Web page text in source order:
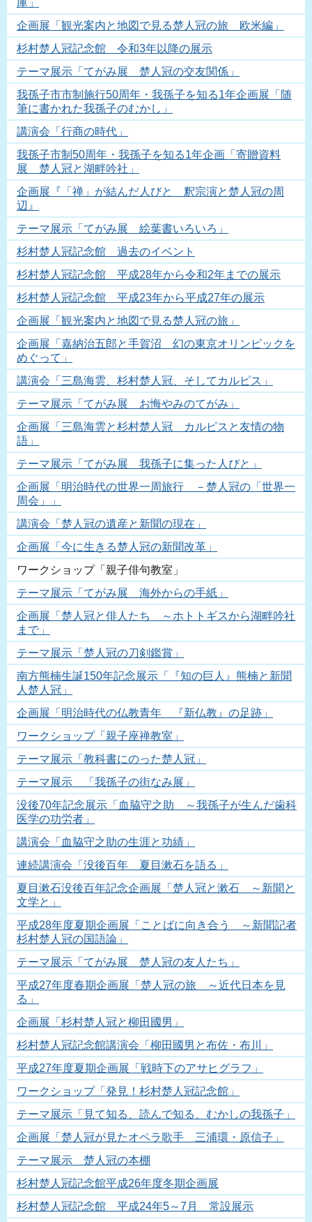
企画展「観光案内と地図で見る楚人冠の旅 欧米編」
杉村楚人冠記念館 令和3年以降の展示
テーマ展示「てがみ展 楚人冠の交友関係」
我孫子市市制施行50周年・我孫子を知る1年企画展「随
筆に書かれた我孫子のむかし」
講演会「行商の時代」
我孫子市制50周年・我孫子を知る1年企画「寄贈資料
展 楚人冠と湖畔吟社」
企画展『「禅」が結んだ人びと 釈宗演と楚人冠の周
辺』
テーマ展示「てがみ展 絵葉書いろいろ」
杉村楚人冠記念館 過去のイベント
杉村楚人冠記念館 平成28年から令和2年までの展示
杉村楚人冠記念館 平成23年から平成27年の展示
企画展「観光案内と地図で見る楚人冠の旅」
企画展「嘉納治五郎と手賀沼 幻の東京オリンピックを
めぐって」
講演会「三島海雲、杉村楚人冠、そしてカルピス」
テーマ展示「てがみ展 お悔やみのてがみ」
企画展「三島海雲と杉村楚人冠 カルピスと友情の物
語」
テーマ展示「てがみ展 我孫子に集った人びと」
企画展「明治時代の世界一周旅行 －楚人冠の「世界一
周会」」
講演会「楚人冠の遺産と新聞の現在」
企画展「今に生きる楚人冠の新聞改革」
ワークショップ「親子俳句教室」
テーマ展示「てがみ展 海外からの手紙」
企画展「楚人冠と俳人たち ～ホトトギスから湖畔吟社
まで」
テーマ展示「楚人冠の刀剣鑑賞」
南方熊楠生誕150年記念展示「『知の巨人』熊楠と新聞
人楚人冠」
企画展「明治時代の仏教青年 『新仏教』の足跡」
ワークショップ「親子座禅教室」
テーマ展示「教科書にのった楚人冠」
テーマ展示 「我孫子の街なみ展」
没後70年記念展示「血脇守之助 ～我孫子が生んだ歯科
医学の功労者」
講演会「血脇守之助の生涯と功績」
連続講演会「没後百年 夏目漱石を語る」
夏目漱石没後百年記念企画展「楚人冠と漱石 ～新聞と
文学と」
平成28年度夏期企画展「ことばに向き合う ～新聞記者
杉村楚人冠の国語論」
テーマ展示「てがみ展 楚人冠の友人たち」
平成27年度春期企画展「楚人冠の旅 ～近代日本を見
る」
企画展「杉村楚人冠と柳田國男」
杉村楚人冠記念館講演会「柳田國男と布佐・布川」
平成27年度夏期企画展「戦時下のアサヒグラフ」
ワークショップ「発見！杉村楚人冠記念館」
テーマ展示「見て知る、読んで知る、むかしの我孫子」
企画展「楚人冠が見たオペラ歌手 三浦環・原信子」
テーマ展示 楚人冠の本棚
杉村楚人冠記念館平成26年度冬期企画展
杉村楚人冠記念館 平成24年5～7月 常設展示